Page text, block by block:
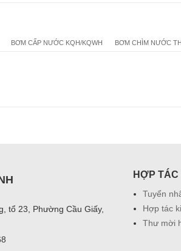
BƠM CẤP NƯỚC KQH/KQWH BƠM CHÌM NƯỚC
tổ 23, Phường Cầu Giấy,
HỢP TÁC
Tuyển
Hợp tác
Thư mời